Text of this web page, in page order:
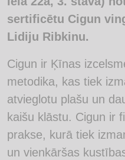
sertificētu Cigun
Lidiju Ribkinu.
Cigun ir Ķīnas
metodika, kas tiek
atvieglotu plašu un
kaišu klāstu. Cigun ir
prakse, kurā tiek
un vienkāršas